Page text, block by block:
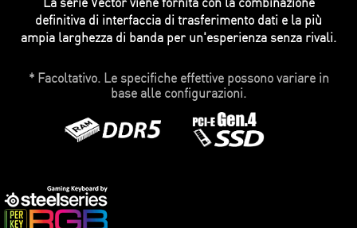
definitiva di interfaccia di trasferimento dati e la più
ampia larghezza di banda per un'esperienza senza rivali.
* Facoltativo. Le specifiche effettive possono variare in
base alle configurazioni.